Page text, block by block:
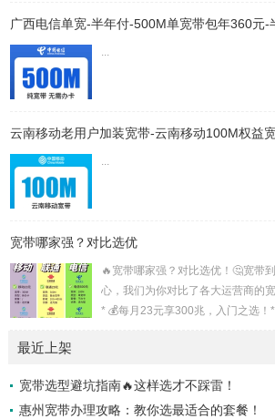
搜索结果的实用方案撰写：📲《3步
广西电信单宽-半年付-500M单宽带包年360元-
...
云南移动老用户加装宽带-云南移动100M权益
...
宽带哪家强？对比选优
🔥宽带哪家强？对比选优！🤔宽带
心，我们为你对比了各大运营商的
* 💰每月23元享300兆，入门之选！
39元升级1000兆，网速飞升！*
+通话，流量大户最爱！📶【电信宽
最近上架
宽带选型避坑指南🔥这样选才不踩雷！
惠州宽带办理攻略：教你选最适合的套餐！